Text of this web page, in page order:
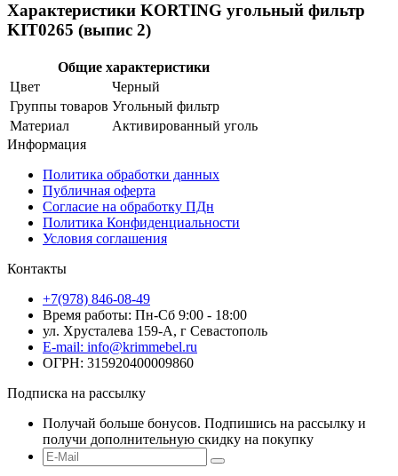
Характеристики KORTING угольный фильтр
KIT0265 (выпис 2)
Общие характеристики
Цвет
Черный
Группы товаров Угольный фильтр
Материал
Активированный уголь
Информация
Политика обработки данных
Публичная оферта
Согласие на обработку ПДн
Политика Конфиденциальности
Условия соглашения
Контакты
+7(978) 846-08-49
Время работы: Пн-Сб 9:00 - 18:00
ул. Хрусталева 159-А, г Севастополь
E-mail: info@krimmebel.ru
ОГРН: 315920400009860
Подписка на рассылку
Получай больше бонусов. Подпишись на рассылку и
получи дополнительную скидку на покупку